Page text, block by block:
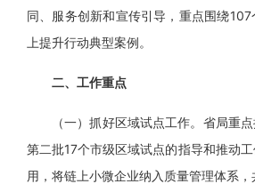
同、服务创新和宣传引导，重点围绕
上提升行动典型案例。
二、工作重点
（一）抓好区域试点工作。省局重
第二批17个市级区域试点的指导和推动
用，将链上小微企业纳入质量管理体系，